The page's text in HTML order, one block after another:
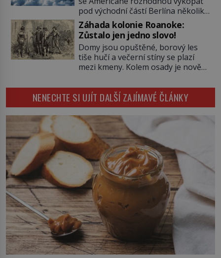
sourozenci, kteří si nemohou přijít
na jméno. Neustále se předhání v
plánování sabotáží, […]
pod východní částí Berlína několik
stovek metrů dlouhý tunel. Sověti
na sobě nenechají nic znát a
nechají nepřítele, aby si myslel, že
je přechytračil. Cennou informaci
jim dodá jeden z agentů. Oba
tábory jsou zvyklé působit v pozadí
Záhada kolonie Roanoke:
Zůstalo jen jedno slovo!
Domy jsou opuštěné, borový les
tiše hučí a večerní stíny se plazí
mezi kmeny. Kolem osady je nově
nejspíš nedokáže osadníky
zachránit. Muži, ženy, děti – všichni
jsou pryč. Nadobro a navždycky!
Kapitán John White (asi 1539–1593)
v srpnu 1587 naposledy zamává
své právě narozené vnučce a
vstoupí na palubu. Nechce […]
NENECHTE SI UJÍT DALŠÍ ZAJÍMAVÉ ČLÁNKY